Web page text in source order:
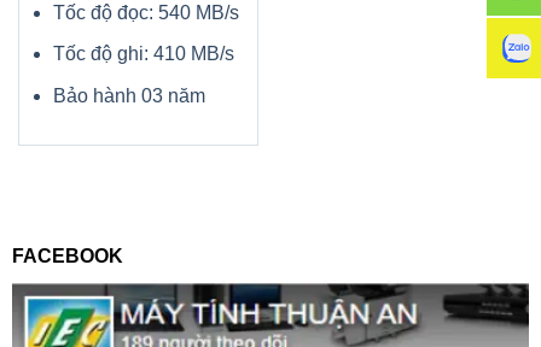
Tốc độ đọc: 540 MB/s
Tốc độ ghi: 410 MB/s
Bảo hành 03 năm
FACEBOOK